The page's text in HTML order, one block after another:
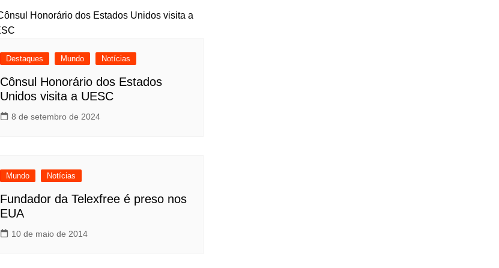
Destaques Mundo Notícias
Cônsul Honorário dos Estados
Unidos visita a UESC
8 de setembro de 2024
Mundo Notícias
Fundador da Telexfree é preso nos
EUA
10 de maio de 2014